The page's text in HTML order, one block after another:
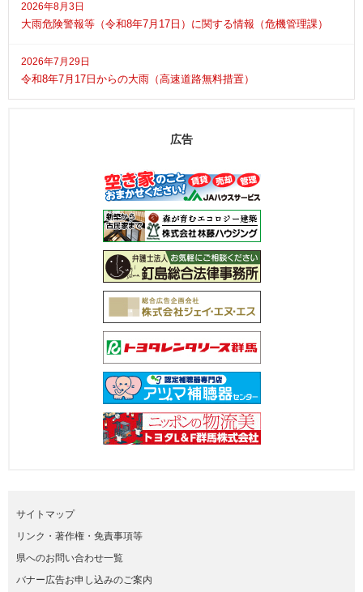
2026年8月3日
大雨危険警報等（令和8年7月17日）に関する情報（危機管理課）
2026年7月29日
令和8年7月17日からの大雨（高速道路無料措置）
広告
サイトマップ
リンク・著作権・免責事項等
県へのお問い合わせ一覧
バナー広告お申し込みのご案内